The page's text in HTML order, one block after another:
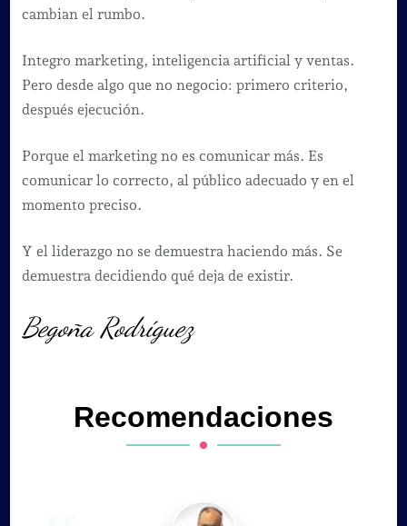
cambian el rumbo.
Integro marketing, inteligencia artificial y ventas.
Pero desde algo que no negocio: primero criterio,
después ejecución.
Porque el marketing no es comunicar más. Es
comunicar lo correcto, al público adecuado y en el
momento preciso.
Y el liderazgo no se demuestra haciendo más. Se
demuestra decidiendo qué deja de existir.
Begoña Rodríguez
Recomendaciones